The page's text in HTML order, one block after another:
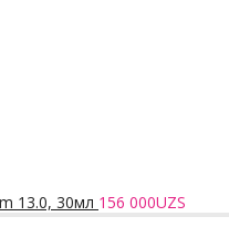
13.0, 30мл 156 000UZS